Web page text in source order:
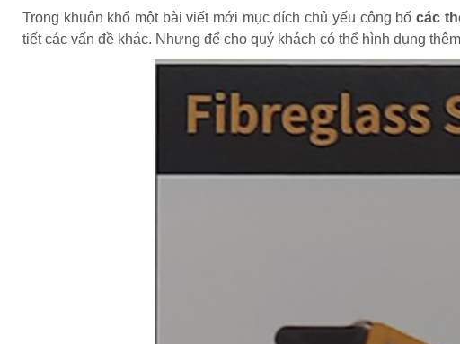
Trong khuôn khổ một bài viết mới mục đích chủ yếu công bố các
tiết các vấn đề khác. Nhưng để cho quý khách có thể hình dung